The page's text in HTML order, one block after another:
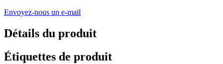
Envoyez-nous un e-mail
Détails du produit
Étiquettes de produit